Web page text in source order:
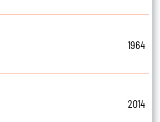
1964
2014